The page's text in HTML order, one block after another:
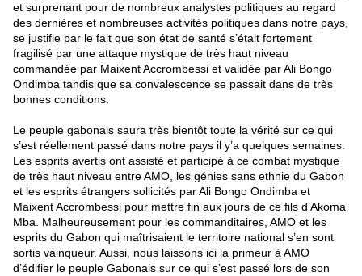
et surprenant pour de nombreux analystes politiques au regard
des dernières et nombreuses activités politiques dans notre pays,
se justifie par le fait que son état de santé s’était fortement
fragilisé par une attaque mystique de très haut niveau
commandée par Maixent Accrombessi et validée par Ali Bongo
Ondimba tandis que sa convalescence se passait dans de très
bonnes conditions.
Le peuple gabonais saura très bientôt toute la vérité sur ce qui
s’est réellement passé dans notre pays il y’a quelques semaines.
Les esprits avertis ont assisté et participé à ce combat mystique
de très haut niveau entre AMO, les génies sans ethnie du Gabon
et les esprits étrangers sollicités par Ali Bongo Ondimba et
Maixent Accrombessi pour mettre fin aux jours de ce fils d’Akoma
Mba. Malheureusement pour les commanditaires, AMO et les
esprits du Gabon qui maîtrisaient le territoire national s’en sont
sortis vainqueur. Aussi, nous laissons ici la primeur à AMO
d’édifier le peuple Gabonais sur ce qui s’est passé lors de son